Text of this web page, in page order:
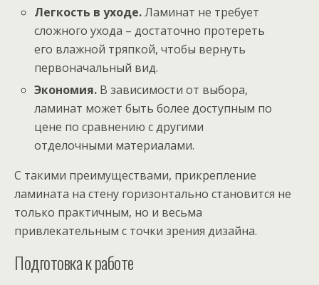
Легкость в уходе.Ламинат не требует
сложного ухода – достаточно протереть
его влажной тряпкой, чтобы вернуть
первоначальный вид.
Экономия. В зависимости от выбора,
ламинат может быть более доступным по
цене по сравнению с другими
отделочными материалами.
С такими преимуществами, прикрепление
ламината на стену горизонтально становится не
только практичным, но и весьма
привлекательным с точки зрения дизайна.
Подготовка к работе